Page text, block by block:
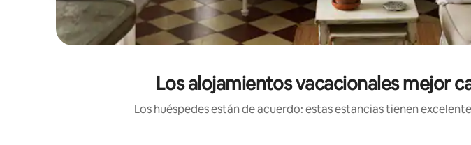
Los alojamientos vacacionales mejor
Los huéspedes están de acuerdo: estas estancias tienen